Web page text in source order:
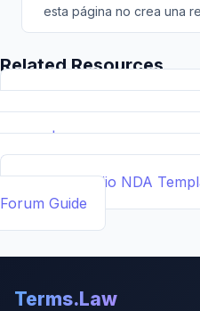
esta página no crea una
Related Resources
📝 Free Demand Letter
Drafted Templates by ...
Builder | Legal Contract
Calcs - Free Business &
📄 NDA Studio NDA
Forum Guide
Terms.Law